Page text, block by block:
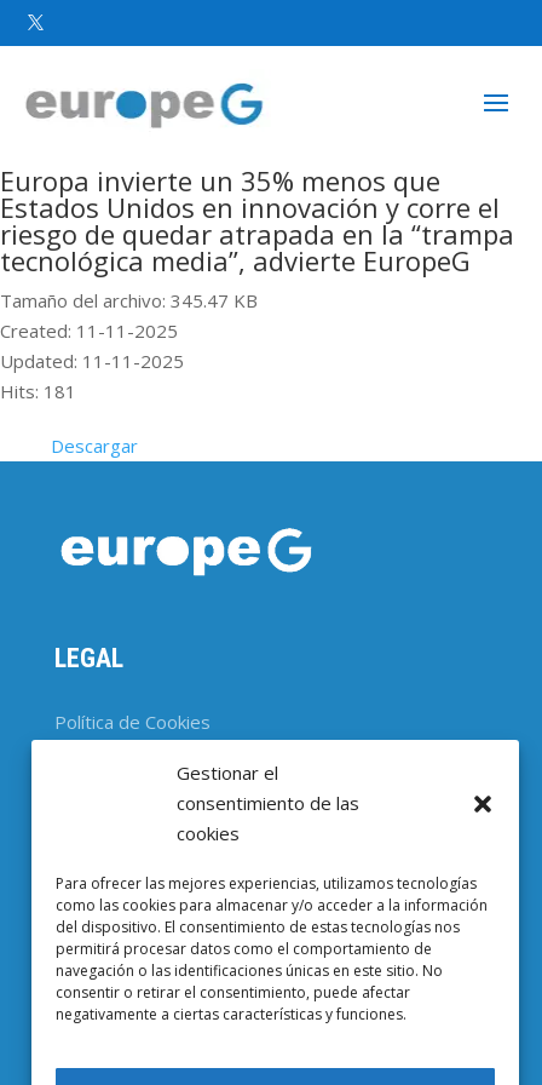
Gestionar el
consentimiento de las
cookies
Para ofrecer las mejores experiencias, utilizamos tecnologías
como las cookies para almacenar y/o acceder a la información
del dispositivo. El consentimiento de estas tecnologías nos
permitirá procesar datos como el comportamiento de
navegación o las identificaciones únicas en este sitio. No
consentir o retirar el consentimiento, puede afectar
negativamente a ciertas características y funciones.

Europa invierte un 35% menos que
Estados Unidos en innovación y corre el
riesgo de quedar atrapada en la “trampa
tecnológica media”, advierte EuropeG
Tamaño del archivo: 345.47 KB
Created: 11-11-2025
Updated: 11-11-2025
Hits: 181
Descargar
LEGAL
Política de Cookies
CONTACTO
Baldiri i Reixac, 4-8, 08028 Barcelona
93 403 37 23
 Email EuropeG